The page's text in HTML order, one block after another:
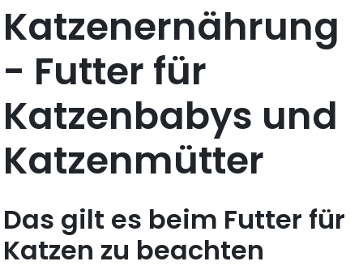
Katzenernährung
- Futter für
Katzenbabys und
Katzenmütter
Das gilt es beim Futter für
Katzen zu beachten